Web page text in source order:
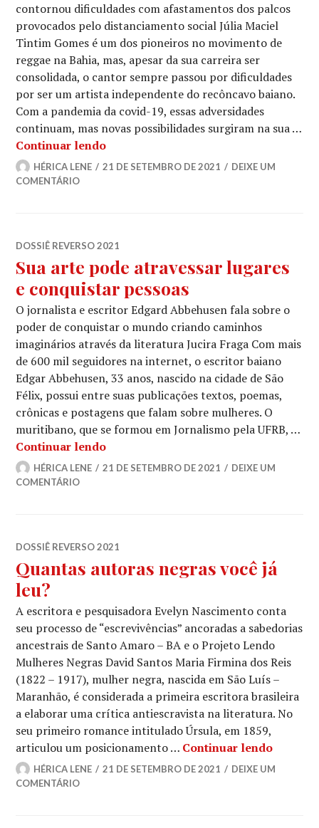
contornou dificuldades com afastamentos dos palcos
provocados pelo distanciamento social Júlia Maciel
Tintim Gomes é um dos pioneiros no movimento de
reggae na Bahia, mas, apesar da sua carreira ser
consolidada, o cantor sempre passou por dificuldades
por ser um artista independente do recôncavo baiano.
Com a pandemia da covid-19, essas adversidades
continuam, mas novas possibilidades surgiram na sua …
Continuar lendoTinTim Gomes amplia conexão com
HÉRICA LENE 21 DE SETEMBRO DE 2021
DEIXE UM
COMENTÁRIO
DOSSIÊ REVERSO 2021
Sua arte pode atravessar lugares
e conquistar pessoas
O jornalista e escritor Edgard Abbehusen fala sobre o
poder de conquistar o mundo criando caminhos
imaginários através da literatura Jucira Fraga Com mais
de 600 mil seguidores na internet, o escritor baiano
Edgar Abbehusen, 33 anos, nascido na cidade de São
Félix, possui entre suas publicações textos, poemas,
crônicas e postagens que falam sobre mulheres. O
muritibano, que se formou em Jornalismo pela UFRB, …
Continuar lendoSua arte pode atravessar lugares e
HÉRICA LENE 21 DE SETEMBRO DE 2021
DEIXE UM
COMENTÁRIO
DOSSIÊ REVERSO 2021
Quantas autoras negras você já
leu?
A escritora e pesquisadora Evelyn Nascimento conta
seu processo de “escrevivências” ancoradas a sabedorias
ancestrais de Santo Amaro – BA e o Projeto Lendo
Mulheres Negras David Santos Maria Firmina dos Reis
(1822 – 1917), mulher negra, nascida em São Luís –
Maranhão, é considerada a primeira escritora brasileira
a elaborar uma crítica antiescravista na literatura. No
seu primeiro romance intitulado Úrsula, em 1859,
articulou um posicionamento … Continuar lendo
HÉRICA LENE 21 DE SETEMBRO DE 2021
DEIXE UM
COMENTÁRIO